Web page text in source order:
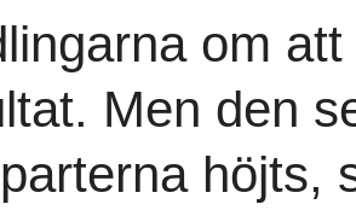
om
Men den
höjts,